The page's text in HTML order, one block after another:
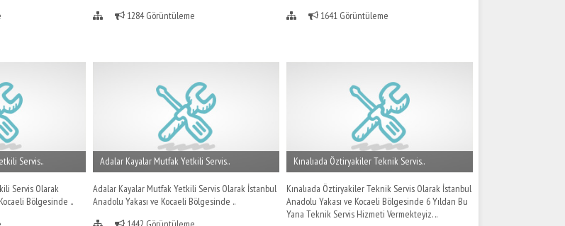
1284 Görüntüleme
1641 Görüntüleme
Servis..
Servis Olarak
Bölgesinde ..
Adalar Kayalar Mutfak Yetkili Servis..
Adalar Kayalar Mutfak Yetkili Servis Olarak İstanbul
Anadolu Yakası ve Kocaeli Bölgesinde ..
Kınalıada Öztiryakiler Teknik Servis..
Kınalıada Öztiryakiler Teknik Servis Olarak İstanbul
Anadolu Yakası ve Kocaeli Bölgesinde 6 Yıldan Bu
Yana Teknik Servis Hizmeti Vermekteyiz. ..